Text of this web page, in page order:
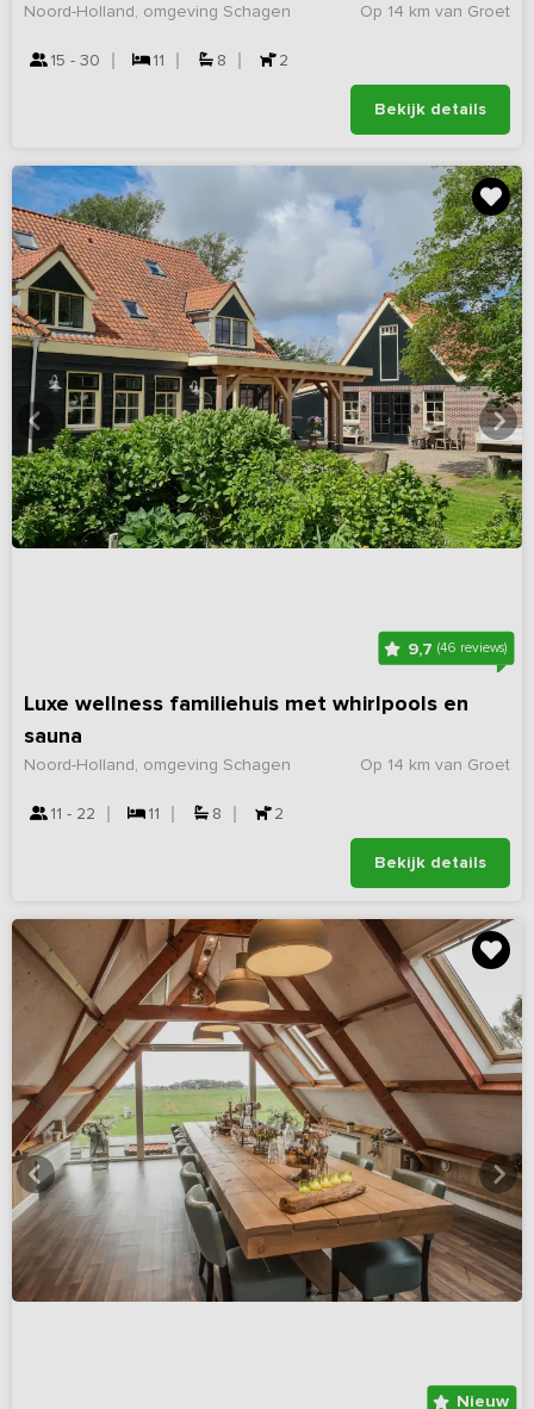
Op 14 km van Groet
Noord-Holland, omgeving Schagen
15 - 30 11 8 2
Bekijk details
9,7(46 reviews)
Luxe wellness familiehuis met whirlpools en
sauna
Op 14 km van Groet
Noord-Holland, omgeving Schagen
11 - 22 11 8 2
Bekijk details
Nieuw